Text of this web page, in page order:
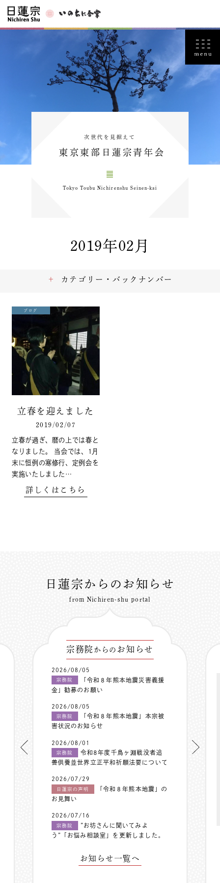
次世代を見据えて
東京東部日蓮宗青年会
Tokyo Toubu Nichirenshu Seinen-kai
2019年02月
ブログ
立春を迎えました
2019/02/07
立春が過ぎ、暦の上では春と
なりました。 当会では、1月
末に恒例の寒修行、定例会を
実施いたしました…
詳しくはこちら
カテゴリー・バックナンバー
日蓮宗からのお知らせ
from Nichiren-shu portal
宗務院 からの お知らせ
2026/08/05
宗務院
「令和８年熊本地震災害義援
金」勧募のお願い
2026/08/05
宗務院
「令和８年熊本地震」本宗被
害状況のお知らせ
2026/08/01
宗務院
令和8年度千鳥ヶ淵戦没者追
善供養並世界立正平和祈願法要について
2026/07/29
日蓮宗の声明
「令和８年熊本地震」の
お見舞い
2026/07/16
宗務院
”お坊さんに聞いてみよ
う”「お悩み相談室」を更新しました。
お知らせ一覧へ